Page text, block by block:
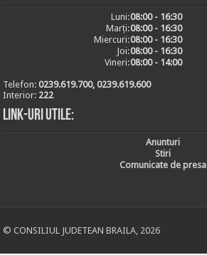
Luni:08:00 - 16:30
Marți:08:00 - 16:30
Miercuri:08:00 - 16:30
Joi:08:00 - 16:30
Vineri:08:00 - 14:00
Telefon:0239.619.700, 0239.619.600
Interior: 222
Link-uri utile:
Anunturi
Stiri
Comunicate de presa
© CONSILIUL JUDETEAN BRAILA, 2026